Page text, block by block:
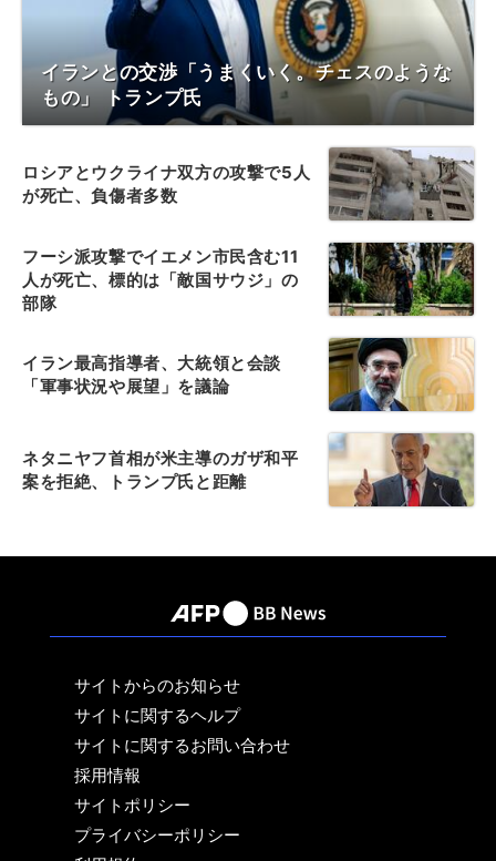
イランとの交渉「うまくいく。チェスのような
もの」 トランプ氏
ロシアとウクライナ双方の攻撃で5人
が死亡、負傷者多数
フーシ派攻撃でイエメン市民含む11
人が死亡、標的は「敵国サウジ」の
部隊
イラン最高指導者、大統領と会談
「軍事状況や展望」を議論
ネタニヤフ首相が米主導のガザ和平
案を拒絶、トランプ氏と距離
サイトからのお知らせ
サイトに関するヘルプ
サイトに関するお問い合わせ
採用情報
サイトポリシー
プライバシーポリシー